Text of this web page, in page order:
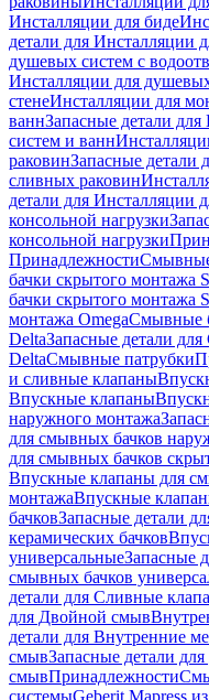
Инсталляции для биде
детали для Инсталляции
душевых систем с
Инсталляции для
стенеИнсталляции для
ваннЗапасные детали
систем и ванн
раковинЗапасные детали
сливных раковин
детали для Инсталляции
консольной нагрузки
консольной нагрузки
ПринадлежностиСмывные
бачки скрытого монтажа
бачки скрытого монтажа
монтажа OmegaСмывные
DeltaЗапасные детали
DeltaСмывные патрубки
и сливные клапаны
Впускные клапаны
наружного монтажа
для смывных бачков
для смывных бачков
Впускные клапаны для
монтажаВпускные
бачковЗапасные детали
керамических бачков
универсальныеЗапасные
смывных бачков
детали для Сливные
для Двойной смыв
детали для Внутренние
смывЗапасные детали
смывПринадлежности
системыGeberit Mapress